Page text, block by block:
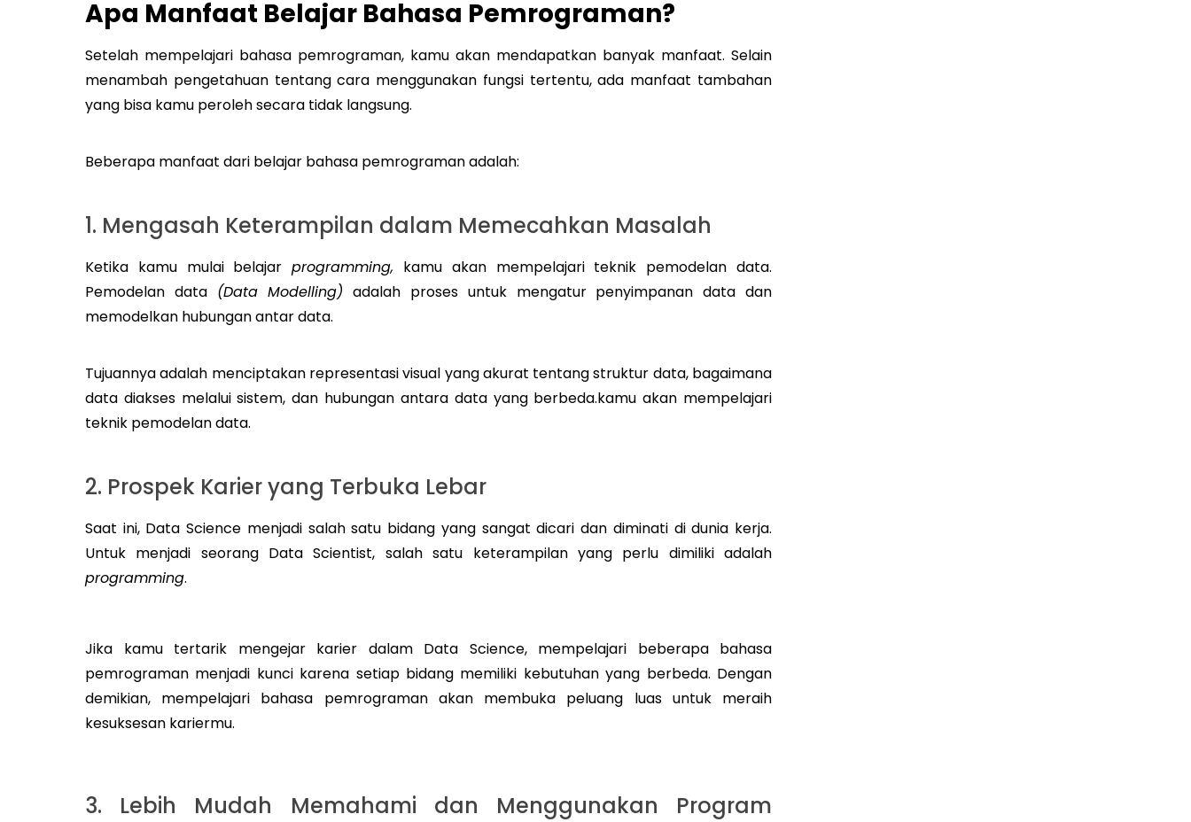
Apa Manfaat Belajar Bahasa Pemrograman?
Setelah mempelajari bahasa pemrograman, kamu akan mendapatkan banyak manfaat. Selain
menambah pengetahuan tentang cara menggunakan fungsi tertentu, ada manfaat tambahan
yang bisa kamu peroleh secara tidak langsung.
Beberapa manfaat dari belajar bahasa pemrograman adalah:
1. Mengasah Keterampilan dalam Memecahkan Masalah
Ketika kamu mulai belajarprogramming, kamu akan mempelajari teknik pemodelan data.
Pemodelan data (Data Modelling) adalah proses untuk mengatur penyimpanan data dan
memodelkan hubungan antar data.
Tujuannya adalah menciptakan representasi visual yang akurat tentang struktur data, bagaimana
data diakses melalui sistem, dan hubungan antara data yang berbeda.kamu akan mempelajari
teknik pemodelan data.
2. Prospek Karier yang Terbuka Lebar
Saat ini, Data Science menjadi salah satu bidang yang sangat dicari dan diminati di dunia kerja.
Untuk menjadi seorang Data Scientist, salah satu keterampilan yang perlu dimiliki adalah
programming.
Jika kamu tertarik mengejar karier dalam Data Science, mempelajari beberapa bahasa
pemrograman menjadi kunci karena setiap bidang memiliki kebutuhan yang berbeda. Dengan
demikian, mempelajari bahasa pemrograman akan membuka peluang luas untuk meraih
kesuksesan kariermu.
3. Lebih Mudah Memahami dan Menggunakan Program